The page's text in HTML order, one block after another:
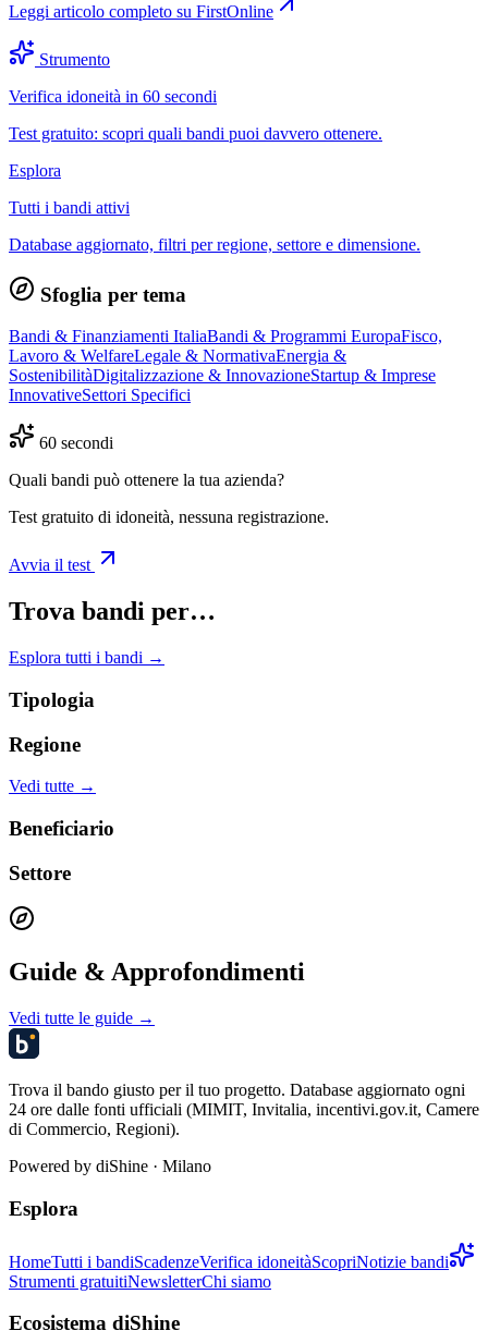
Leggi articolo completo su FirstOnline
Strumento
Verifica idoneità in 60 secondi
Test gratuito: scopri quali bandi puoi davvero ottenere.
Esplora
Tutti i bandi attivi
Database aggiornato, filtri per regione, settore e dimensione.
Sfoglia per tema
Bandi & Finanziamenti ItaliaBandi & Programmi EuropaFisco,
Lavoro & WelfareLegale & NormativaEnergia &
SostenibilitàDigitalizzazione & InnovazioneStartup & Imprese
InnovativeSettori Specifici
60 secondi
Quali bandi può ottenere la tua azienda?
Test gratuito di idoneità, nessuna registrazione.
Avvia il test
Trova bandi per…
Esplora tutti i bandi →
Tipologia
Regione
Vedi tutte →
Beneficiario
Settore
Guide & Approfondimenti
Vedi tutte le guide →
Trova il bando giusto per il tuo progetto. Database aggiornato ogni
24 ore dalle fonti ufficiali (MIMIT, Invitalia, incentivi.gov.it, Camere
di Commercio, Regioni).
Powered by diShine · Milano
Esplora
HomeTutti i bandiScadenzeVerifica idoneitàScopriNotizie bandi
Strumenti gratuitiNewsletterChi siamo
Ecosistema diShine